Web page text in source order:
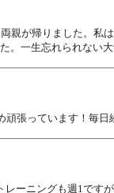
親が帰りました。私
。一生忘れられない大
張っています！毎
ーニングも週1です